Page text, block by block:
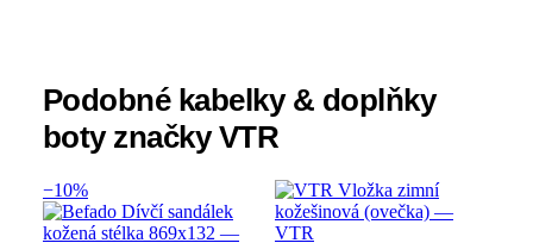
Podobné kabelky & doplňky
boty značky VTR
−10%